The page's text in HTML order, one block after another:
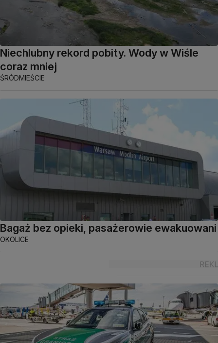
Niechlubny rekord pobity. Wody w Wiśle
coraz mniej
ŚRÓDMIEŚCIE
Bagaż bez opieki, pasażerowie ewakuowani
OKOLICE